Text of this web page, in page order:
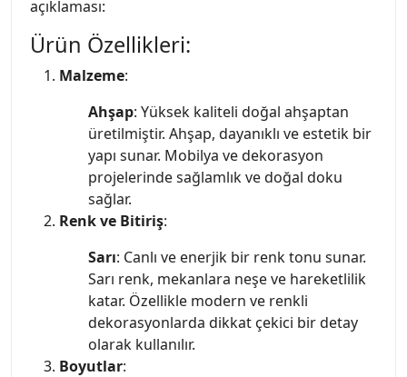
açıklaması:
Ürün Özellikleri:
Malzeme:
Ahşap: Yüksek kaliteli doğal ahşaptan
üretilmiştir. Ahşap, dayanıklı ve estetik bir
yapı sunar. Mobilya ve dekorasyon
projelerinde sağlamlık ve doğal doku
sağlar.
Renk ve Bitiriş:
Sarı: Canlı ve enerjik bir renk tonu sunar.
Sarı renk, mekanlara neşe ve hareketlilik
katar. Özellikle modern ve renkli
dekorasyonlarda dikkat çekici bir detay
olarak kullanılır.
Boyutlar: